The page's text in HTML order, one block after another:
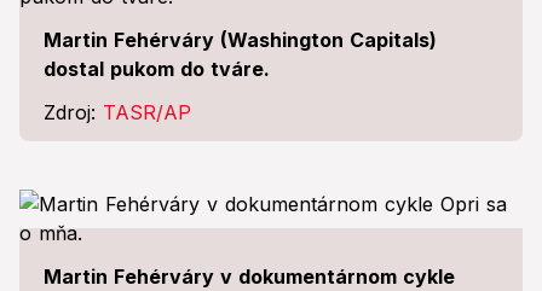
Martin Fehérváry (Washington Capitals)
dostal pukom do tváre.
Zdroj: TASR/AP
Martin Fehérváry v dokumentárnom cykle